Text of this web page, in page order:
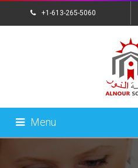
+1-613-265-5060
Menu